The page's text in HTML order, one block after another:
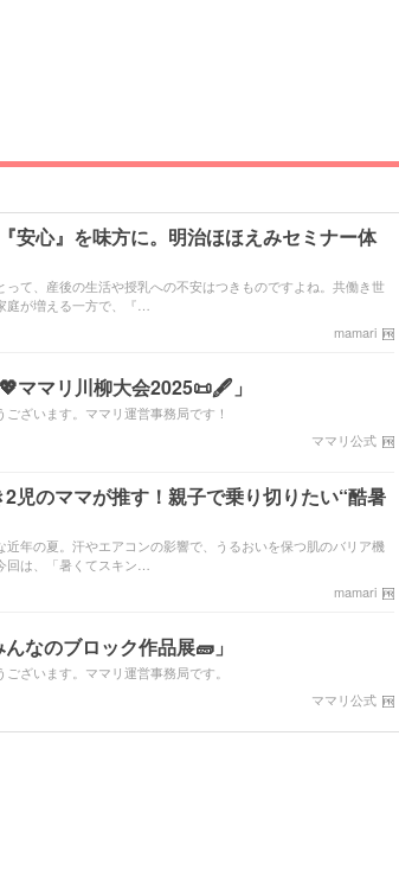
安心』を味方に。明治ほほえみセミナー体
って、産後の生活や授乳への不安はつきものですよね。共働き世
が増える一方で、『…
mamari
ママリ川柳大会2025📜🖋️」
ざいます。ママリ運営事務局です！
ママリ公式
2児のママが推す！親子で乗り切りたい“酷暑
近年の夏。汗やエアコンの影響で、うるおいを保つ肌のバリア機
は、「暑くてスキン…
mamari
なのブロック作品展🧱」
ざいます。ママリ運営事務局です。
ママリ公式